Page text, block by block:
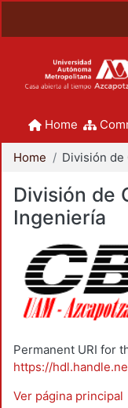
Home
Home
División de
Ingeniería
Permanent URI for
https://
Ver página principal